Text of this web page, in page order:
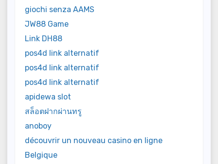
giochi senza AAMS
JW88 Game
Link DH88
pos4d link alternatif
pos4d link alternatif
pos4d link alternatif
apidewa slot
สล็อตฝากผ่านทรู
anoboy
découvrir un nouveau casino en ligne
Belgique